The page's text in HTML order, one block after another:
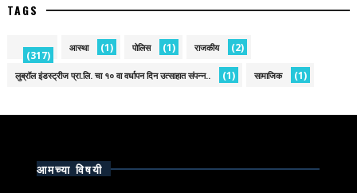
TAGS
(317)
आस्था (1) पोलिस (1) राजकीय (2)
लुब्रॉल इंडस्ट्रीज प्रा.लि. चा १० वा वर्धापन दिन उत्साहात संपन्न.. (1) सामाजिक (1)
आमच्या विषयी